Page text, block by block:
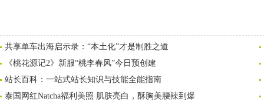
共享单车出海启示录：“本土化”才是制胜之道
《桃花源记2》新服“桃李春风”今日预创建
站长百科：一站式站长知识与技能全能指南
泰国网红Natcha福利美照 肌肤亮白，酥胸美腰辣到爆